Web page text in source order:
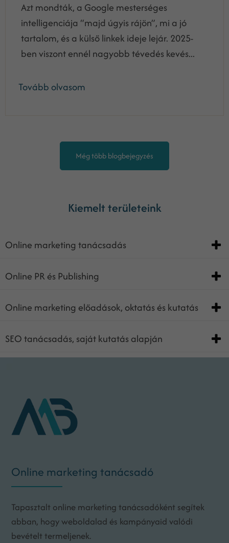
Azt mondták, a Google mesterséges
intelligenciája “majd úgyis rájön”, mi a jó
tartalom, és a külső linkek ideje lejár. 2025-
ben viszont ennél nagyobb tévedés kevés...
Tovább olvasom
Még több blogbejegyzés
Kiemelt területeink
Online marketing tanácsadás
Online PR és Publishing
Online marketing előadások, oktatás és kutatás
SEO tanácsadás, saját kutatás alapján
Online marketing tanácsadó
Tapasztalt online marketing tanácsadóként segítek
abban, hogy weboldalad és kampányaid valódi
bevételt termeljenek.